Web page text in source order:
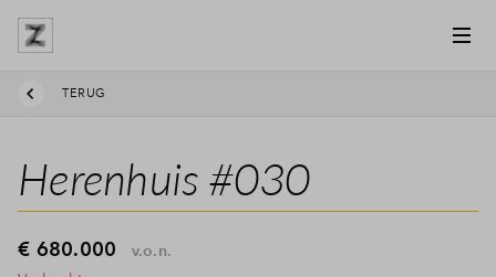
TERUG
Herenhuis #030
€ 680.000
v.o.n.